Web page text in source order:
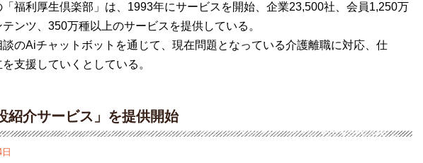
「 福利厚生倶楽部 」 は 1993年にサービスを開始 企業23,500社 会員1,250万
テンツ 350万種以上のサービスを提供している 。
談のAiチャットボットを通 じて 現在問題 となっている介護離職に対応
仕
を支援 していくとしている 。
紹介サービス」を提供開始